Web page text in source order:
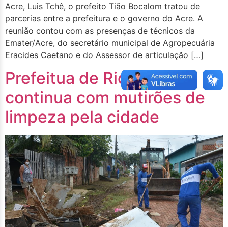
Acre, Luis Tchê, o prefeito Tião Bocalom tratou de
parcerias entre a prefeitura e o governo do Acre. A
reunião contou com as presenças de técnicos da
Emater/Acre, do secretário municipal de Agropecuária
Eracides Caetano e do Assessor de articulação […]
Prefeitua de Rio Branco
continua com mutirões de
limpeza pela cidade